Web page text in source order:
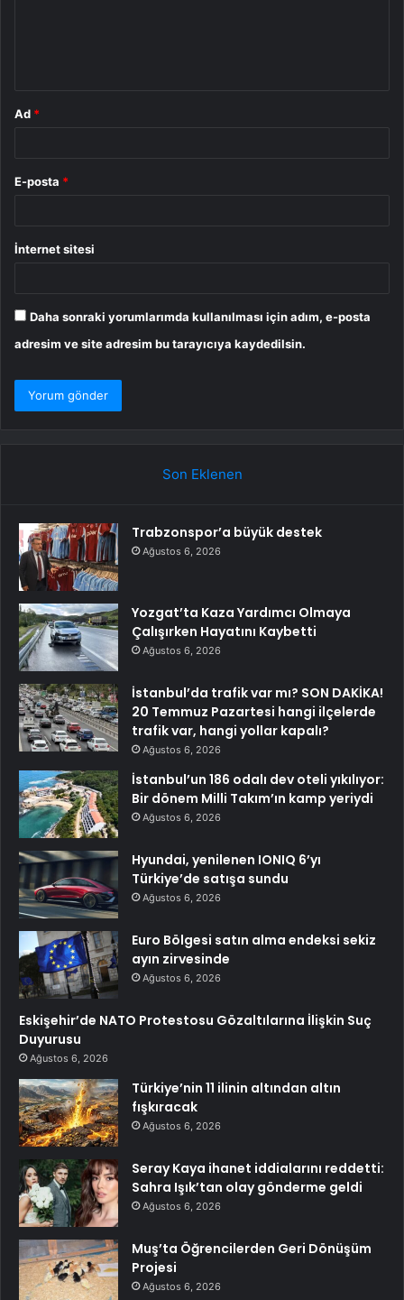
Ad *
E-posta *
İnternet sitesi
Daha sonraki yorumlarımda kullanılması için adım, e-posta
adresim ve site adresim bu tarayıcıya kaydedilsin.
Son Eklenen
Trabzonspor’a büyük destek
Ağustos 6, 2026
Yozgat’ta Kaza Yardımcı Olmaya
Çalışırken Hayatını Kaybetti
Ağustos 6, 2026
İstanbul’da trafik var mı? SON DAKİKA!
20 Temmuz Pazartesi hangi ilçelerde
trafik var, hangi yollar kapalı?
Ağustos 6, 2026
İstanbul’un 186 odalı dev oteli yıkılıyor:
Bir dönem Milli Takım’ın kamp yeriydi
Ağustos 6, 2026
Hyundai, yenilenen IONIQ 6’yı
Türkiye’de satışa sundu
Ağustos 6, 2026
Euro Bölgesi satın alma endeksi sekiz
ayın zirvesinde
Ağustos 6, 2026
Eskişehir’de NATO Protestosu Gözaltılarına İlişkin Suç
Duyurusu
Ağustos 6, 2026
Türkiye’nin 11 ilinin altından altın
fışkıracak
Ağustos 6, 2026
Seray Kaya ihanet iddialarını reddetti:
Sahra Işık’tan olay gönderme geldi
Ağustos 6, 2026
Muş’ta Öğrencilerden Geri Dönüşüm
Projesi
Ağustos 6, 2026